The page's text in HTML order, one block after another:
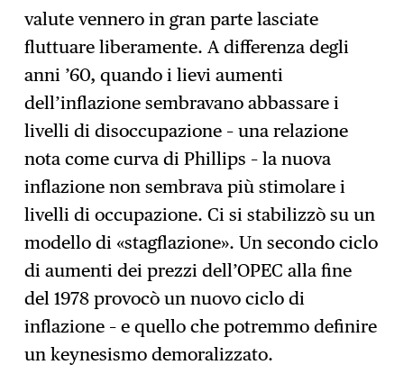
valute vennero in gran parte lasciate
fluttuare liberamente. A differenza degli
anni ’60, quando i lievi aumenti
dell’inflazione sembravano abbassare i
livelli di disoccupazione – una relazione
nota come curva di Phillips – la nuova
inflazione non sembrava più stimolare i
livelli di occupazione. Ci si stabilizzò su un
modello di «stagflazione». Un secondo ciclo
di aumenti dei prezzi dell’OPEC alla fine
del 1978 provocò un nuovo ciclo di
inflazione – e quello che potremmo definire
un keynesismo demoralizzato.